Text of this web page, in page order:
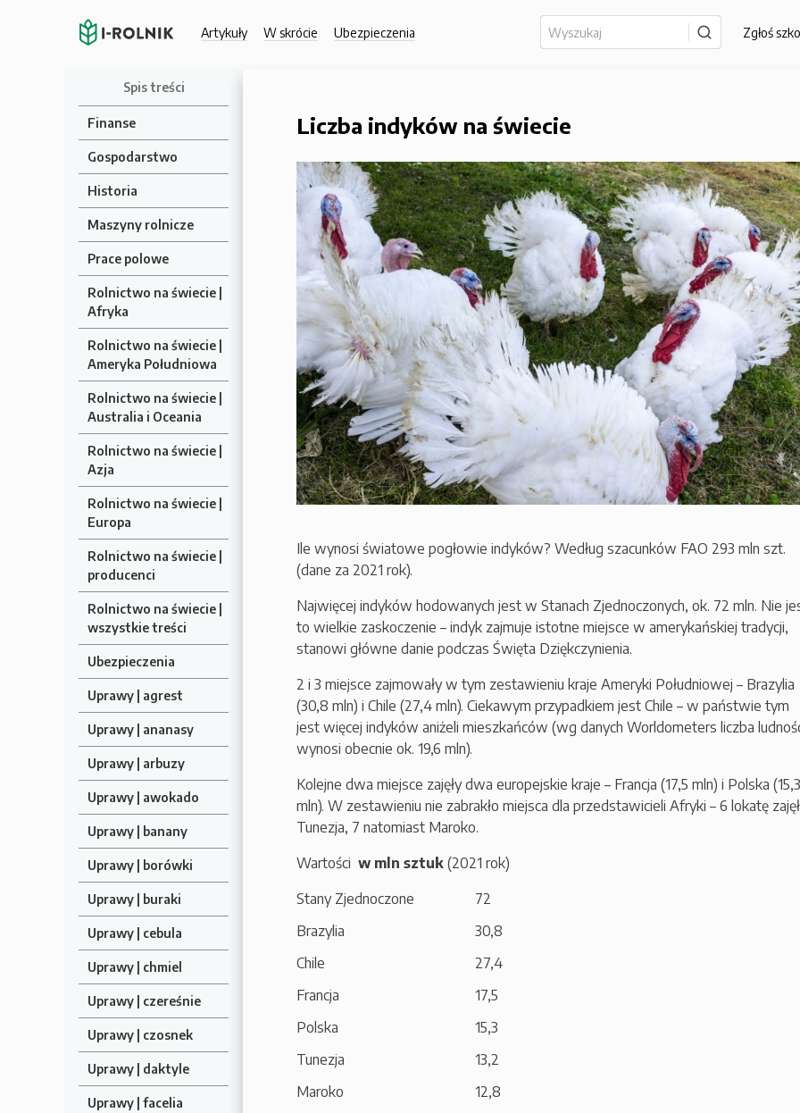
Artykuły W skrócie Ubezpieczenia Zgłoś
Spis treści
Finanse
Gospodarstwo
Historia
Maszyny rolnicze
Prace polowe
Rolnictwo na świecie |
Afryka
Rolnictwo na świecie |
Ameryka Południowa
Rolnictwo na świecie |
Australia i Oceania
Rolnictwo na świecie |
Azja
Rolnictwo na świecie |
Europa
Rolnictwo na świecie |
producenci
Rolnictwo na świecie |
wszystkie treści
Ubezpieczenia
Uprawy | agrest
Uprawy | ananasy
Uprawy | arbuzy
Uprawy | awokado
Uprawy | banany
Uprawy | borówki
Uprawy | buraki
Uprawy | cebula
Uprawy | chmiel
Uprawy | czereśnie
Uprawy | czosnek
Uprawy | daktyle
Uprawy | facelia
Liczba indyków na świecie
Ile wynosi światowe pogłowie indyków? Według szacunków FAO 293 mln szt.
(dane za 2021 rok).
Najwięcej indyków hodowanych jest w Stanach Zjednoczonych, ok. 72 mln. Nie
to wielkie zaskoczenie – indyk zajmuje istotne miejsce w amerykańskiej tradycji,
stanowi główne danie podczas Święta Dziękczynienia.
2 i 3 miejsce zajmowały w tym zestawieniu kraje Ameryki Południowej – Brazylia
(30,8 mln) i Chile (27,4 mln). Ciekawym przypadkiem jest Chile – w państwie tym
jest więcej indyków aniżeli mieszkańców (wg danych Worldometers liczba
wynosi obecnie ok. 19,6 mln).
Kolejne dwa miejsce zajęły dwa europejskie kraje – Francja (17,5 mln) i Polska (15,3
mln). W zestawieniu nie zabrakło miejsca dla przedstawicieli Afryki – 6 lokatę
Tunezja, 7 natomiast Maroko.
Wartości w mln sztuk (2021 rok)
Stany Zjednoczone
72
Brazylia
30,8
Chile
27,4
Francja
17,5
Polska
15,3
Tunezja
13,2
Maroko
12,8